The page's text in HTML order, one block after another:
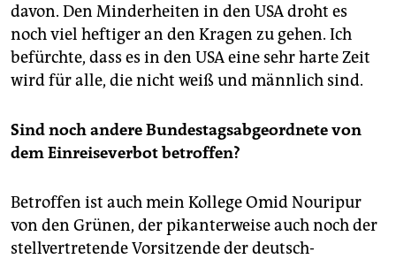
davon. Den Minderheiten in den USA droht es
noch viel heftiger an den Kragen zu gehen. Ich
befürchte, dass es in den USA eine sehr harte Zeit
wird für alle, die nicht weiß und männlich sind.
Sind noch andere Bundestagsabgeordnete von
dem Einreiseverbot betroffen?
Betroffen ist auch mein Kollege Omid Nouripur
von den Grünen, der pikanterweise auch noch der
stellvertretende Vorsitzende der deutsch-